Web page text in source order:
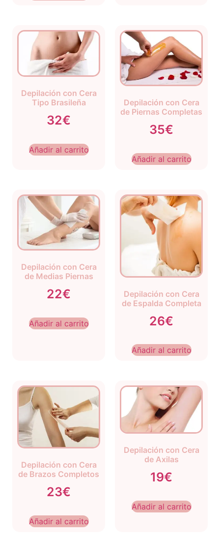
Depilación con Cera
Tipo Brasileña
32€
Añadir al carrito
Depilación con Cera
de Piernas Completas
35€
Añadir al carrito
Depilación con Cera
de Medias Piernas
22€
Añadir al carrito
Depilación con Cera
de Espalda Completa
26€
Añadir al carrito
Depilación con Cera
de Brazos Completos
23€
Añadir al carrito
Depilación con Cera
de Axilas
19€
Añadir al carrito